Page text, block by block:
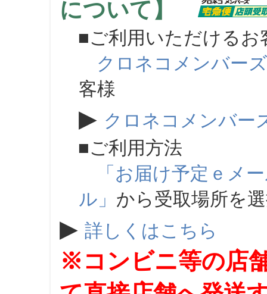
について】
■ご利用いただけるお
クロネコメンバーズ
客様
▶ クロネコメンバー
■ご利用方法
「お届け予定ｅメ
ル」 から受取場所を
▶ 詳しくはこちら
※コンビニ等の店